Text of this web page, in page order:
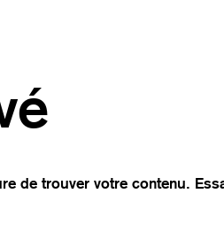
de trouver votre contenu.